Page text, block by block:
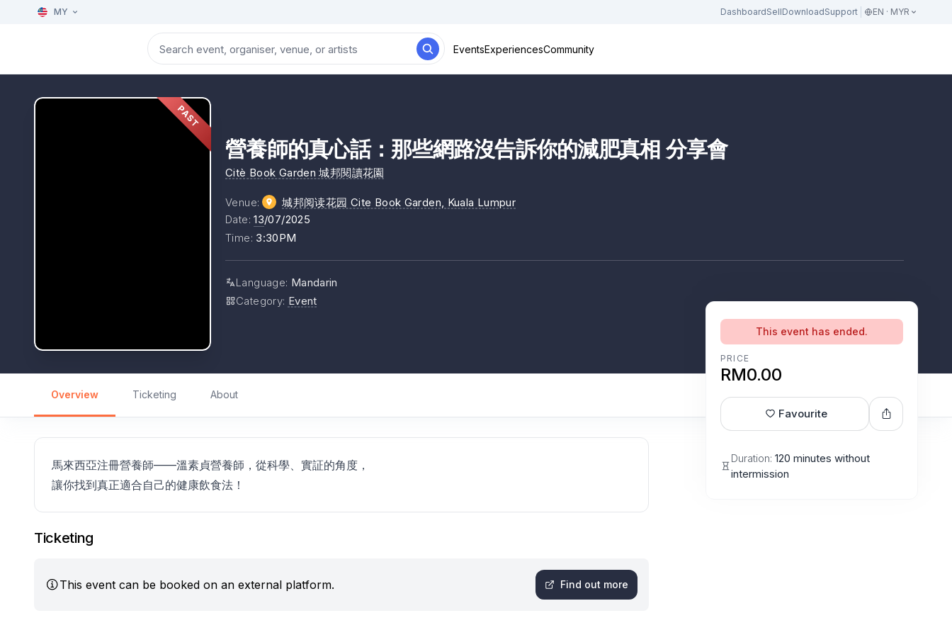
MY DashboardSellDownloadSupport EN · MYR
EventsExperiencesCommunity
PAST
營養師的真心話：那些網路沒告訴你的減肥真相 分享會
Citè Book Garden 城邦閱讀花園
Venue: 城邦阅读花园 Cite Book Garden , Kuala Lumpur
Date:13/07/2025
Time: 3:30PM
Language: Mandarin
Category: Event
Overview Ticketing About
This event has ended.
PRICE
RM0.00
Favourite
Duration: 120 minutes without
intermission
馬來西亞注冊營養師——溫素貞營養師，從科學、實証的角度，
讓你找到真正適合自己的健康飲食法！
Ticketing
This event can be booked on an external platform. Find out more